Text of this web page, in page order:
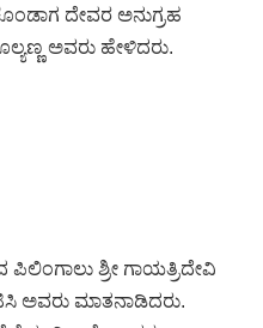
ದೇವರ ಅನುಗ್ರಹ
ಅವರು ಹೇಳಿದರು.
ಶ್ರೀ ಗಾಯತ್ರಿದೇವಿ
ಅವರು ಮಾತನಾಡಿದರು.